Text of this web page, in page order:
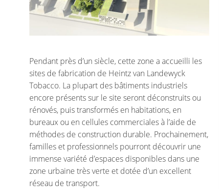
Pendant près d’un siècle, cette zone a accueilli les
sites de fabrication de Heintz van Landewyck
Tobacco. La plupart des bâtiments industriels
encore présents sur le site seront déconstruits ou
rénovés, puis transformés en habitations, en
bureaux ou en cellules commerciales à l’aide de
méthodes de construction durable. Prochainement,
familles et professionnels pourront découvrir une
immense variété d’espaces disponibles dans une
zone urbaine très verte et dotée d’un excellent
réseau de transport.